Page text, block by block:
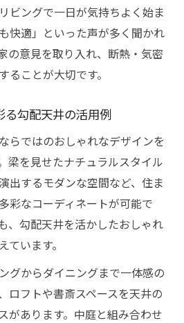
ビングで一日が気持ちよく始ま
快適」といった声が多く聞かれ
の意見を取り入れ、断熱・気密
ることが大切です。
る勾配天井の活用例
らではのおしゃれなデザインを
梁を見せたナチュラルスタイル
出するモダンな空間など、住ま
彩なコーディネートが可能で
、勾配天井を活かしたおしゃれ
います。
グからダイニングまで一体感の
ロフトや書斎スペースを天井の
があります。中庭と組み合わせ